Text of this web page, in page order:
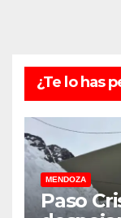
¿Te lo has
MENDOZA
Paso